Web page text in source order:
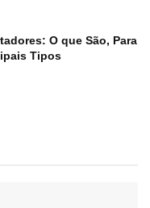
O que São, Para
Tipos